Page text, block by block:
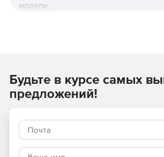
модели.
Основные
Моделирование вместо
Удобные базовые опции, такие как
кровля, балка и колонна,
стержень армирования и многие
Будьте в курсе самых
предложений!